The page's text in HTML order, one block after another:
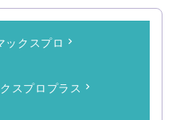
ックスプロ
スプロプラス